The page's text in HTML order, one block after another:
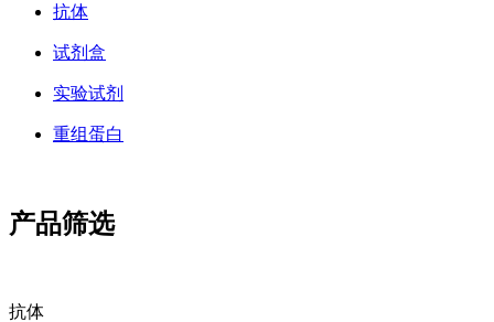
抗体
试剂盒
实验试剂
重组蛋白
产品筛选
抗体